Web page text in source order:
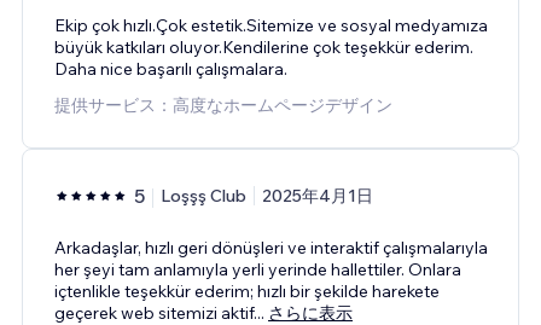
Ekip çok hızlı.Çok estetik.Sitemize ve sosyal medyamıza
büyük katkıları oluyor.Kendilerine çok teşekkür ederim.
Daha nice başarılı çalışmalara.
提供サービス：高度なホームページデザイン
5 Loşşş Club 2025年4月1日
Arkadaşlar, hızlı geri dönüşleri ve interaktif çalışmalarıyla
her şeyi tam anlamıyla yerli yerinde hallettiler. Onlara
içtenlikle teşekkür ederim; hızlı bir şekilde harekete
geçerek web sitemizi aktif... さらに表示